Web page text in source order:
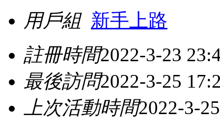
用戶組 新手上路
註冊時間2022-3-23
最後訪問2022-3-25
上次活動時間2022-3-